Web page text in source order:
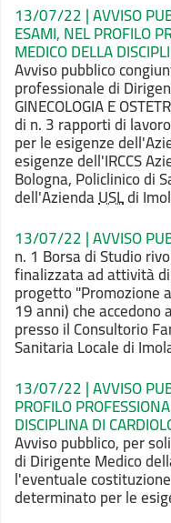
13/07/22 | AVVISO
ESAMI, NEL PROFILO
MEDICO DELLA
Avviso pubblico
professionale di
GINECOLOGIA E
di n. 3 rapporti di
per le esigenze
esigenze dell'IRCCS
Bologna, Policlinico di
dell'AziendaUSLdi
13/07/22 | AVVISO
n. 1 Borsa di Studio
finalizzata ad attività
progetto "Promozione
19 anni) che accedono
presso il Consultorio
Sanitaria Locale di
13/07/22 | AVVISO
PROFILO
DISCIPLINA DI
Avviso pubblico, per
di Dirigente Medico
l'eventuale
determinato per le